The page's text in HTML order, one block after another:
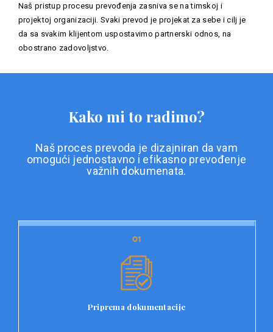
Naš pristup procesu prevođenja zasniva se na timskoj i
projektoj organizaciji. Svaki prevod je projekat za sebe i cilj je
da sa svakim klijentom uspostavimo partnerski odnos, na
obostrano zadovoljstvo.
Kako mi to radimo?
Naš proces prevoda je dizajniran da vam
omogući jednostavno i efikasno prevođenje
važnih dokumenata.
01
Priprema dokumentacije
01
Prvi korak u našem procesu prevoda je priprema
dokumentacije. Korisnici jednostavno učitavaju svoje
dokumenta, kao i specifične zahtjeve za prevod.